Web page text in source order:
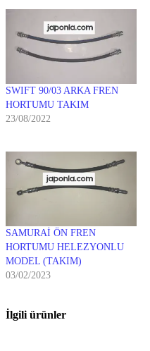
SWIFT 90/03 ARKA FREN
HORTUMU TAKIM
23/08/2022
SAMURAİ ÖN FREN
HORTUMU HELEZYONLU
MODEL (TAKIM)
03/02/2023
İlgili ürünler